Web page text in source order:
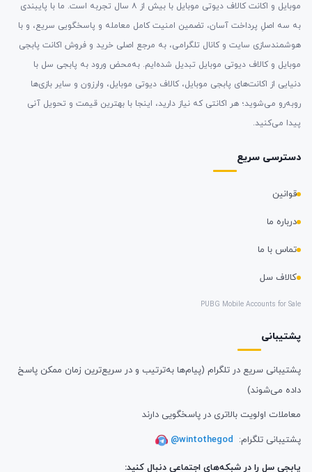
موبایل و اکانت کالاف دیوتی موبایل با بیش از ۸ سال تجربه است. ما با پایبندی
به سه اصلِ پرداخت آسان، تضمین امنیت کامل معامله و پاسخگویی سریع، و با
هوشمندسازی سایت و کانال تلگرامی، به مرجع اصلی خرید و فروش اکانت پابجی
موبایل و کالاف دیوتی موبایل تبدیل شده‌ایم. به‌محض ورود به پابجی سل با
دنیایی از اکانت‌های پابجی موبایل، کالاف دیوتی موبایل، وارزون و سایر بازی‌ها
روبه‌رو می‌شوید؛ هر اکانتی که نیاز دارید، اینجا با بهترین قیمت و تحویل آنی
پیدا می‌کنید.
دسترسی سریع
قوانین
درباره ما
تماس با ما
کالاف سل
PUBG Mobile Accounts for Sale
پشتیبانی
پشتیبانی سریع در تلگرام (پیام‌ها به‌ترتیب و در سریع‌ترین زمان ممکن پاسخ
داده می‌شوند)
معاملات اولویت بالاتری در پاسخگویی دارند
پشتیبانی تلگرام: @wintothegod
پابجی سل را در شبکه‌های اجتماعی دنبال کنید: